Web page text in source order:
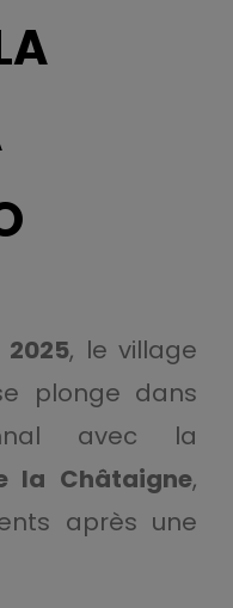
, le village
plonge dans
avec la
la Châtaigne,
après une